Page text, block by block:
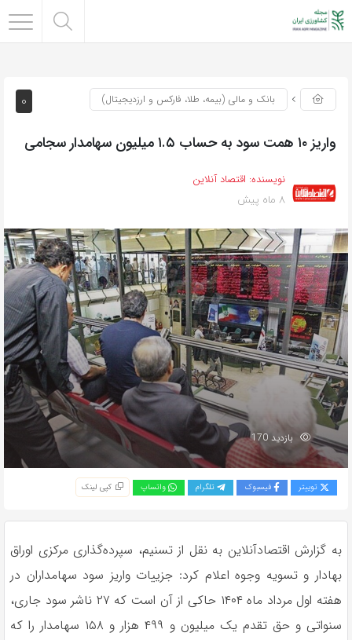
0 بانک و مالی (بیمه، طلا، فارکس و ارزدیجیتال)
واریز ۱۰ همت سود به حساب ۱.۵ میلیون سهامدار سجامی
نویسنده: اقتصاد آنلاین
8 ماه پیش
بازدید 170
توییتر فیسبوک تلگرام واتساپ کپی لینک
به گزارش اقتصادآنلاین به نقل از تسنیم، سپرده‌گذاری مرکزی اوراق
بهادار و تسویه وجوه اعلام کرد: جزییات واریز سود سهامداران در
هفته اول مرداد ماه ۱۴۰۴ حاکی از آن است که ۲۷ ناشر سود جاری،
سنواتی و حق تقدم یک میلیون و ۴۹۹ هزار و ۱۵۸ سهامدار را که